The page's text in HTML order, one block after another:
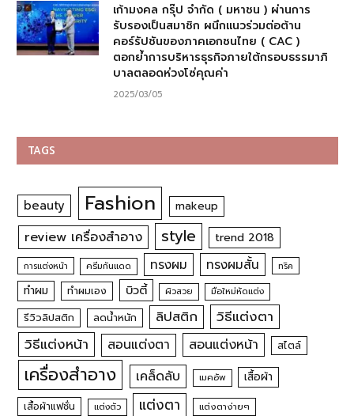
เก้ามงคล กรุ๊ป จำกัด ( มหาชน ) ผ่านการ
รับรองเป็นสมาชิก ผนึกแนวร่วมต่อต้าน
คอร์รัปชันของภาคเอกชนไทย ( CAC )
ตอกย้ำการบริหารธุรกิจภายใต้กรอบธรรมาภิ
บาลตลอดห่วงโซ่คุณค่า
2025/03/05
TAGS
beauty Fashion makeup
review เครื่องสำอาง style trend 2018
การแต่งหน้า ครีมกันแดด ทรงผม ทรงผมสั้น ทริค
ทำผม ทำผมเอง บิวตี้ ผิวสวย มือใหม่หัดแต่ง
รีวิวลิปสติก ลดน้ำหนัก ลิปสติก
วิธีแต่งตา
วิธีแต่งหน้า
สอนแต่งตา สอนแต่งหน้า สไตล์
เครื่องสำอาง เคล็ดลับ เมคอัพ เสื้อผ้า
เสื้อผ้าแฟชั่น แต่งตัว แต่งตา แต่งตาง่ายๆ